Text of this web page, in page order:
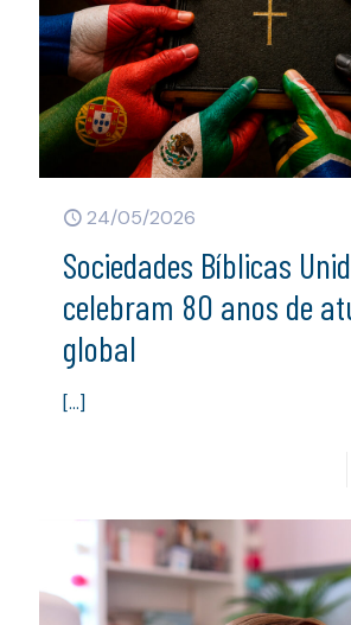
24/05/2026
Sociedades Bíblicas
celebram 80 anos de
global
[…]